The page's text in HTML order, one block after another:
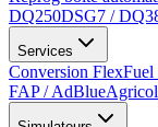
DQ250DSG7 /
Services
Conversion FlexFuel
FAP / AdBlue